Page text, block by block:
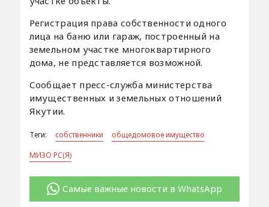
Регистрация права собственности одного
лица на баню или гараж, построенный на
земельном участке многоквартирного
дома, не представляется возможной.
Сообщает пресс-служба министерства
имущественных и земельных отношений
Якутии.
Теги: собственники
общедомовое имущество
МИЗО РС(Я)
Самые важные новости в WhatsApp